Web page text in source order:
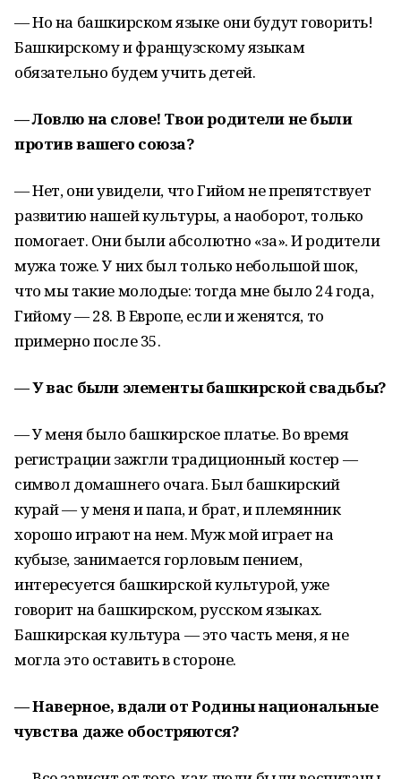
— Но на башкирском языке они будут говорить!
Башкирскому и французскому языкам
обязательно будем учить детей.
— Ловлю на слове! Твои родители не были
против вашего союза?
— Нет, они увидели, что Гийом не препятствует
развитию нашей культуры, а наоборот, только
помогает. Они были абсолютно «за». И родители
мужа тоже. У них был только небольшой шок,
что мы такие молодые: тогда мне было 24 года,
Гийому — 28. В Европе, если и женятся, то
примерно после 35.
— У вас были элементы башкирской свадьбы?
— У меня было башкирское платье. Во время
регистрации зажгли традиционный костер —
символ домашнего очага. Был башкирский
курай — у меня и папа, и брат, и племянник
хорошо играют на нем. Муж мой играет на
кубызе, занимается горловым пением,
интересуется башкирской культурой, уже
говорит на башкирском, русском языках.
Башкирская культура — это часть меня, я не
могла это оставить в стороне.
— Наверное, вдали от Родины национальные
чувства даже обостряются?